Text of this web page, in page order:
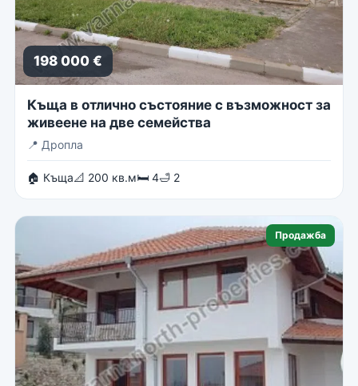
198 000 €
Къща в отлично състояние с възможност за
живеене на две семейства
📍 Дропла
🏠 Къща📐 200 кв.м🛏 4🛁 2
Продажба